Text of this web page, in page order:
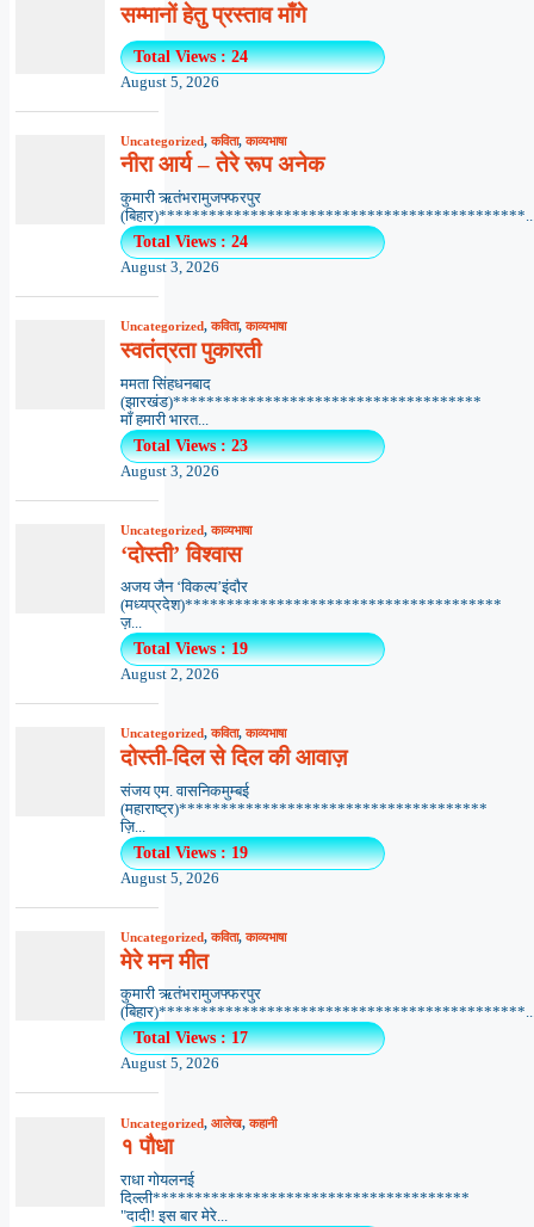
सम्मानों हेतु प्रस्ताव माँगे
Total Views : 24
August 5, 2026
Uncategorized,कविता,काव्यभाषा
नीरा आर्य – तेरे रूप अनेक
कुमारी ऋतंभरामुजफ्फरपुर
Total Views : 24
August 3, 2026
Uncategorized,कविता,काव्यभाषा
स्वतंत्रता पुकारती
ममता सिंहधनबाद
(झारखंड)*************************************
माँ हमारी भारत...
Total Views : 23
August 3, 2026
Uncategorized,काव्यभाषा
‘दोस्ती’ विश्वास
अजय जैन ‘विकल्प’इंदौर
(मध्यप्रदेश)**************************************
ज़...
Total Views : 19
August 2, 2026
Uncategorized,कविता,काव्यभाषा
दोस्ती-दिल से दिल की आवाज़
संजय एम. वासनिकमुम्बई
(महाराष्ट्र)*************************************
ज़ि...
Total Views : 19
August 5, 2026
Uncategorized,कविता,काव्यभाषा
मेरे मन मीत
कुमारी ऋतंभरामुजफ्फरपुर
Total Views : 17
August 5, 2026
Uncategorized, आलेख,कहानी
१ पौधा
राधा गोयलनई
दिल्ली**************************************
"दादी! इस बार मेरे...